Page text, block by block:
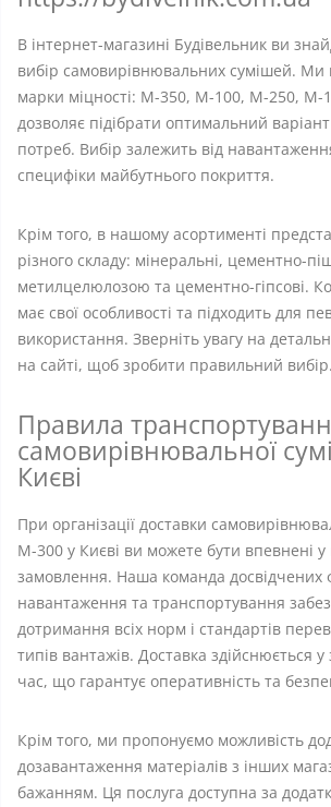
В інтернет-магазині Будівельник ви
вибір самовирівнювальних сумішей. Ми
марки міцності: М-350, М-100, М-250,
дозволяє підібрати оптимальний
потреб. Вибір залежить від
специфіки майбутнього покриття.
Крім того, в нашому асортименті
різного складу: мінеральні, цементно-
метилцелюлозою та цементно-гіпсові.
має свої особливості та підходить для
використання. Зверніть увагу на
на сайті, щоб зробити правильний вибір.
Правила
самовирівнювальної
Києві
При організації доставки
М-300 у Києві ви можете бути впевнені у
замовлення. Наша команда досвідчених
навантаження та транспортування
дотримання всіх норм і стандартів
типів вантажів. Доставка здійснюється
час, що гарантує оперативність та
Крім того, ми пропонуємо можливість
дозавантаження матеріалів з інших
бажанням. Ця послуга доступна за